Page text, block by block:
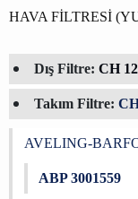
HAVA FİLTRESİ
Dış Filtre: CH
Takım Filtre:
AVELING-
ABP 3001559